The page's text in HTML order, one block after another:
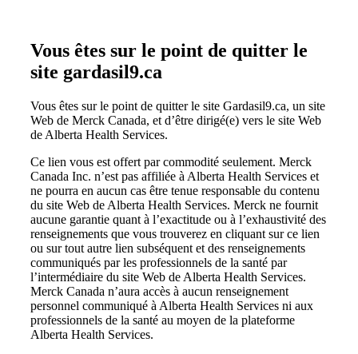
Vous êtes sur le point de quitter le
site gardasil9.ca
Vous êtes sur le point de quitter le site Gardasil9.ca, un site
Web de Merck Canada, et d’être dirigé(e) vers le site Web
de Alberta Health Services.
Ce lien vous est offert par commodité seulement. Merck
Canada Inc. n’est pas affiliée à Alberta Health Services et
ne pourra en aucun cas être tenue responsable du contenu
du site Web de Alberta Health Services. Merck ne fournit
aucune garantie quant à l’exactitude ou à l’exhaustivité des
renseignements que vous trouverez en cliquant sur ce lien
ou sur tout autre lien subséquent et des renseignements
communiqués par les professionnels de la santé par
l’intermédiaire du site Web de Alberta Health Services.
Merck Canada n’aura accès à aucun renseignement
personnel communiqué à Alberta Health Services ni aux
professionnels de la santé au moyen de la plateforme
Alberta Health Services.